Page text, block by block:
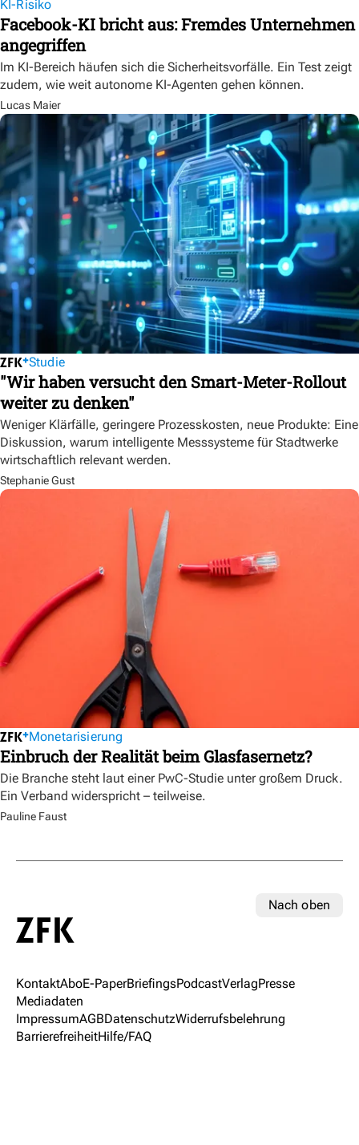
KI-Risiko
Facebook-KI bricht aus: Fremdes Unternehmen
angegriffen
Im KI-Bereich häufen sich die Sicherheitsvorfälle. Ein Test zeigt
zudem, wie weit autonome KI-Agenten gehen können.
Lucas Maier
Studie
"Wir haben versucht den Smart-Meter-Rollout
weiter zu denken"
Weniger Klärfälle, geringere Prozesskosten, neue Produkte: Eine
Diskussion, warum intelligente Messsysteme für Stadtwerke
wirtschaftlich relevant werden.
Stephanie Gust
Monetarisierung
Einbruch der Realität beim Glasfasernetz?
Die Branche steht laut einer PwC-Studie unter großem Druck.
Ein Verband widerspricht – teilweise.
Pauline Faust
Nach oben
KontaktAboE-PaperBriefingsPodcastVerlagPresse
Mediadaten
ImpressumAGBDatenschutzWiderrufsbelehrung
BarrierefreiheitHilfe/FAQ